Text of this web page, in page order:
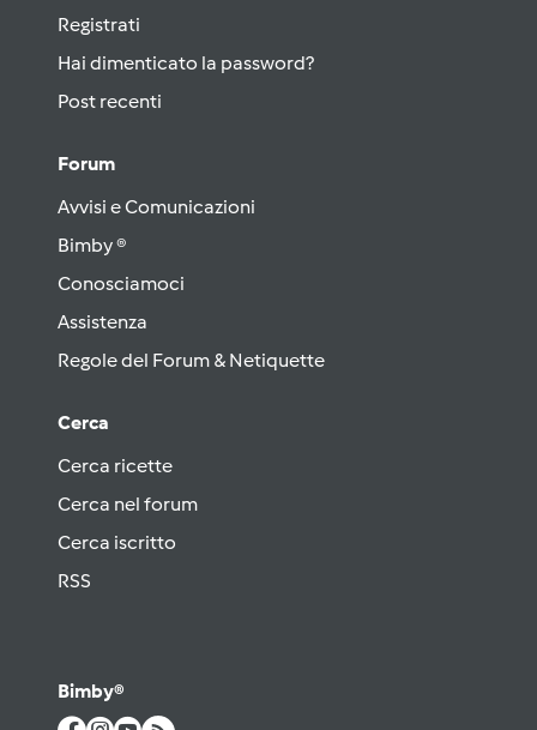
Registrati
Hai dimenticato la password?
Post recenti
Forum
Avvisi e Comunicazioni
Bimby ®
Conosciamoci
Assistenza
Regole del Forum & Netiquette
Cerca
Cerca ricette
Cerca nel forum
Cerca iscritto
RSS
Bimby®